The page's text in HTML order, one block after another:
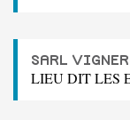
SARL
LIEU DIT LES